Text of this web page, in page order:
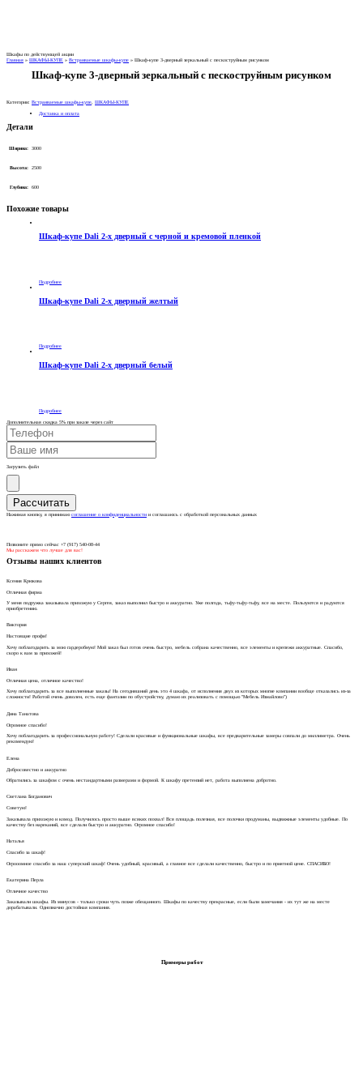
Шкафы по действующей акции
Главная » ШКАФЫ-КУПЕ » Встраиваемые шкафы-купе » Шкаф-купе 3-дверный зеркальный с пескоструйным рисунком
Шкаф-купе 3-дверный зеркальный с пескоструйным рисунком
Категории: Встраиваемые шкафы-купе, ШКАФЫ-КУПЕ
Доставка и оплата
Детали
Ширина: 3000
Высота: 2500
Глубина: 600
Похожие товары
Шкаф-купе Dali 2-х дверный с черной и кремовой пленкой
Подробнее
Шкаф-купе Dali 2-х дверный желтый
Подробнее
Шкаф-купе Dali 2-х дверный белый
Подробнее
Дополнительная скидка 5% при заказе через сайт
Загрузить файл
Нажимая кнопку, я принимаюсоглашение о конфиденциальности и соглашаюсь с обработкой персональных данных
Позвоните прямо сейчас +7 (917) 540-08-44
Мы расскажем что лучше для вас!
Отзывы наших клиентов
Ксения Крюкова
Отличная фирма
У меня подружка заказывала прихожую у Сергея, заказ выполнил быстро и аккуратно. Уже полгода, тьфу-тьфу-тьфу, все на месте. Пользуются и радуются
приобретению.
Виктория
Настоящие профи!
Хочу поблагодарить за мою гардеробную! Мой заказ был готов очень быстро, мебель собрана качественно, все элементы и крепежи аккуратные. Спасибо,
скоро к вам за прихожей!
Иван
Отличная цена, отличное качество!
Хочу поблагодарить за все выполненные заказы! На сегодняшний день это 4 шкафа, от исполнения двух из которых многие компании вообще отказались из-за
сложности! Работой очень доволен, есть еще фантазии по обустройству, думаю их реализовать с помощью "Мебель Измайлово")
Дина Танатова
Огромное спасибо!
Хочу поблагодарить за профессиональную работу! Сделали красивые и функциональные шкафы, все предварительные замеры совпали до миллиметра. Очень
рекомендую!
Елена
Добросовестно и аккуратно
Обратились за шкафом с очень нестандартными размерами и формой. К шкафу претензий нет, работа выполнена добротно.
Светлана Богданович
Советую!
Заказывала прихожую и комод. Получилось просто выше всяких похвал! Вся площадь полезная, все полочки продуманы, выдвижные элементы удобные. По
качеству без нареканий, все сделали быстро и аккуратно. Огромное спасибо!
Наталья
Спасибо за шкаф!
Огрооомное спасибо за наш суперский шкаф! Очень удобный, красивый, а главное все сделали качественно, быстро и по приятной цене. СПАСИБО!
Екатерина Перла
Отличное качество
Заказывали шкафы. Из минусов - только сроки чуть позже обещанного. Шкафы по качеству прекрасные, если были замечания - их тут же на месте
дорабатывали. Однозначно достойная компания.
Примеры работ